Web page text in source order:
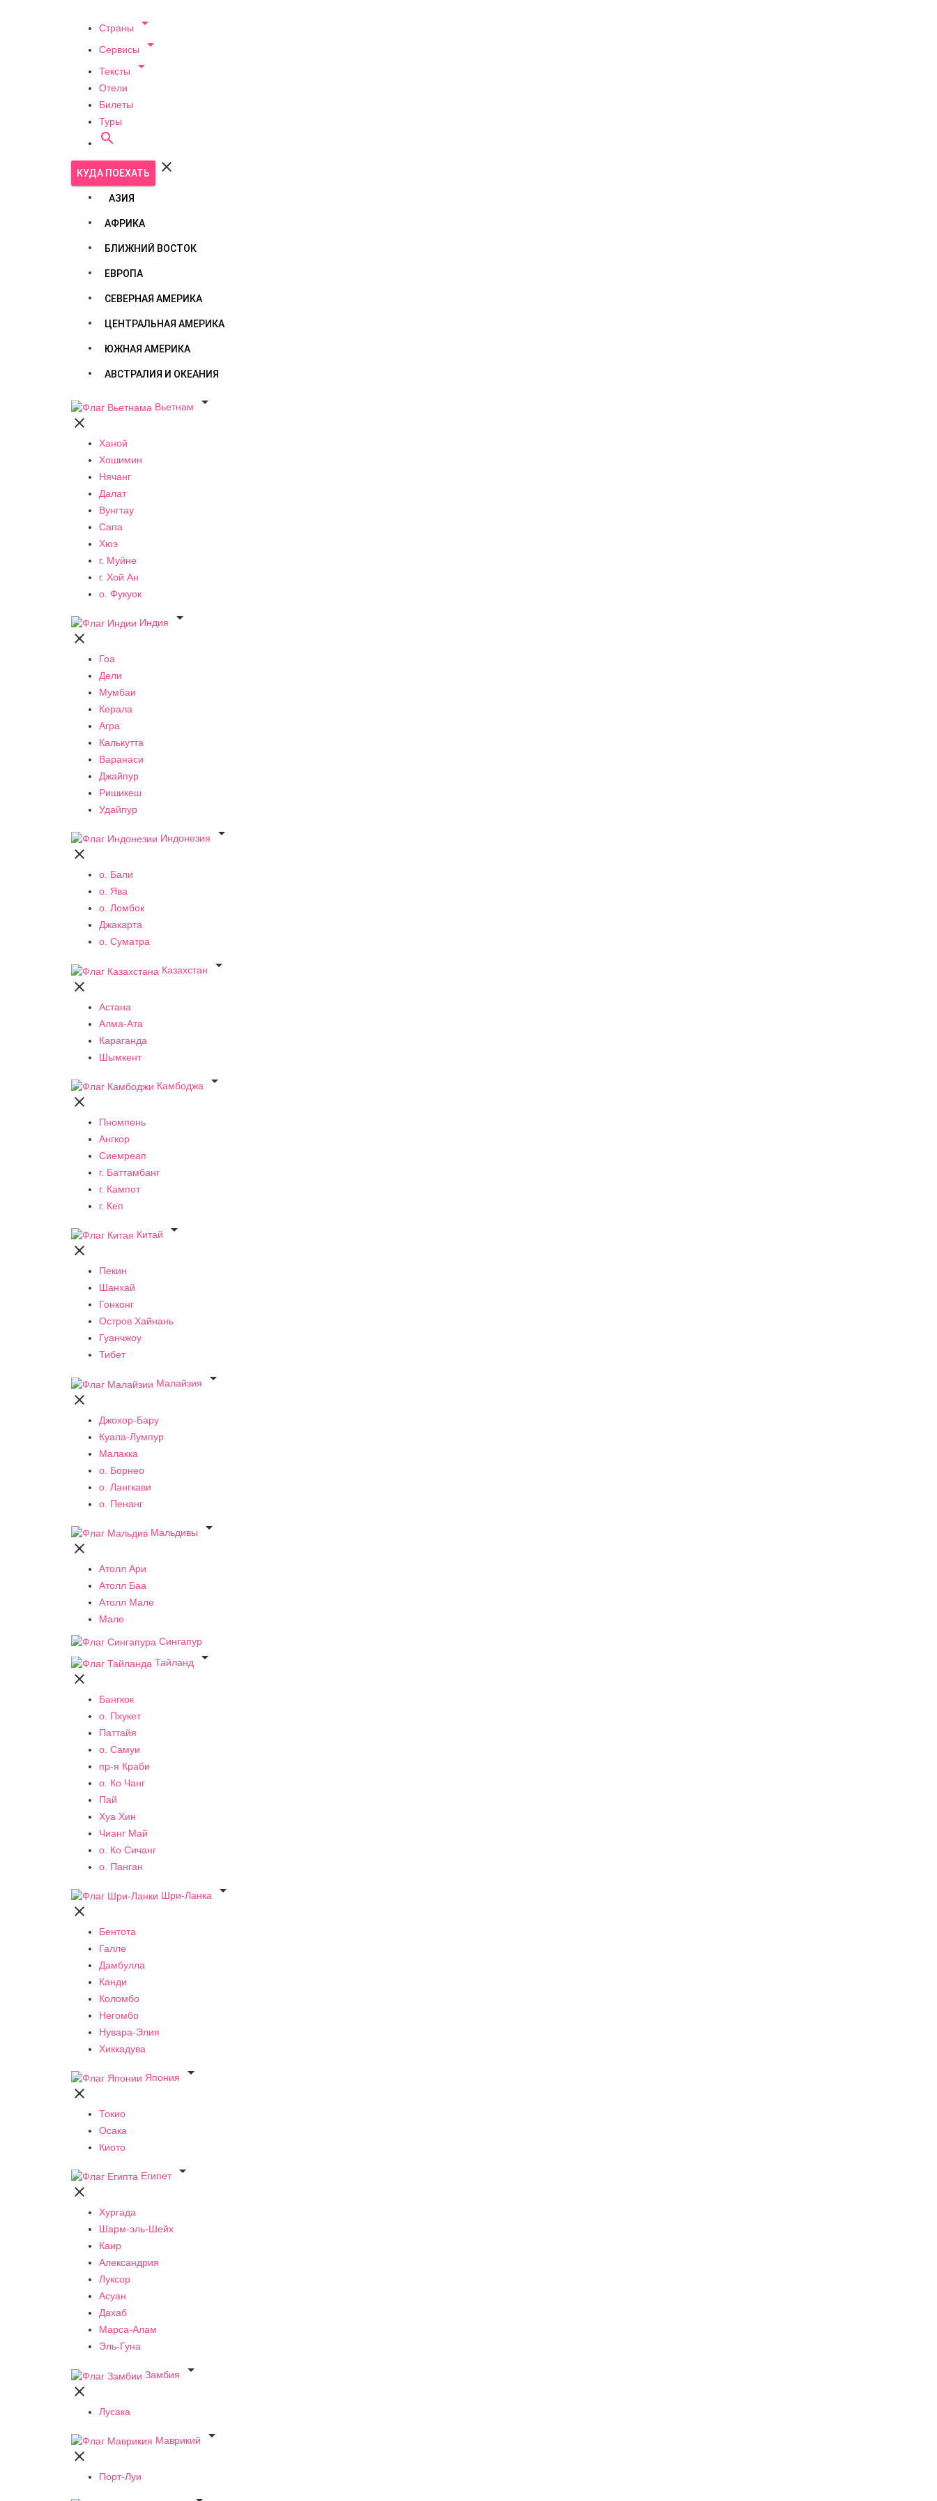
Страны 
Сервисы 
Тексты 
Отели
Билеты
Туры

КУДА ПОЕХАТЬ 
АЗИЯ
АФРИКА
БЛИЖНИЙ ВОСТОК
ЕВРОПА
СЕВЕРНАЯ АМЕРИКА
ЦЕНТРАЛЬНАЯ АМЕРИКА
ЮЖНАЯ АМЕРИКА
АВСТРАЛИЯ И ОКЕАНИЯ
Вьетнам


Ханой
Хошимин
Нячанг
Далат
Вунгтау
Сапа
Хюэ
г. Муйне
г. Хой Ан
о. Фукуок
Индия


Гоа
Дели
Мумбаи
Керала
Агра
Калькутта
Варанаси
Джайпур
Ришикеш
Удайпур
Индонезия


о. Бали
о. Ява
о. Ломбок
Джакарта
о. Суматра
Казахстан


Астана
Алма-Ата
Караганда
Шымкент
Камбоджа


Пномпень
Ангкор
Сиемреап
г. Баттамбанг
г. Кампот
г. Кеп
Китай


Пекин
Шанхай
Гонконг
Остров Хайнань
Гуанчжоу
Тибет
Малайзия


Джохор-Бару
Куала-Лумпур
Малакка
о. Борнео
о. Лангкави
о. Пенанг
Мальдивы


Атолл Ари
Атолл Баа
Атолл Мале
Мале
Сингапур
Тайланд


Бангкок
о. Пхукет
Паттайя
о. Самуи
пр-я Краби
о. Ко Чанг
Пай
Хуа Хин
Чианг Май
о. Ко Сичанг
о. Панган
Шри-Ланка


Бентота
Галле
Дамбулла
Канди
Коломбо
Негомбо
Нувара-Элия
Хиккадува
Япония


Токио
Осака
Киото
Египет


Хургада
Шарм-эль-Шейх
Каир
Александрия
Луксор
Асуан
Дахаб
Марса-Алам
Эль-Гуна
Замбия


Лусака
Маврикий


Порт-Луи